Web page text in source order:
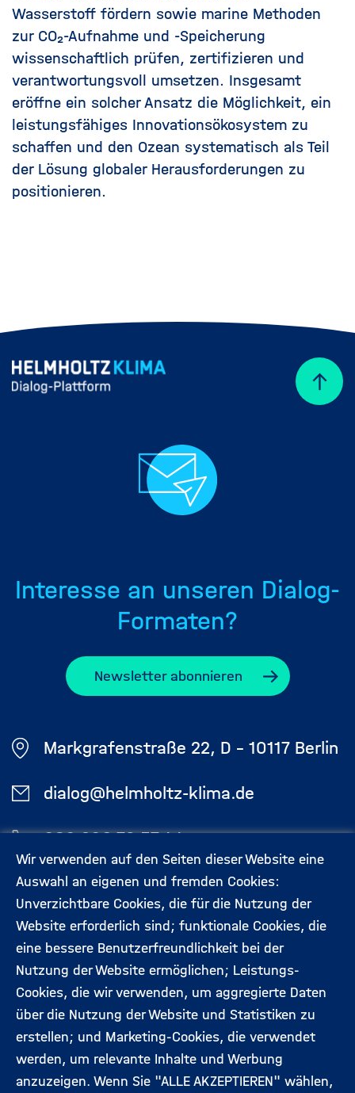
Wasserstoff fördern sowie marine Methoden
zur CO₂-Aufnahme und -Speicherung
wissenschaftlich prüfen, zertifizieren und
verantwortungsvoll umsetzen. Insgesamt
eröffne ein solcher Ansatz die Möglichkeit, ein
leistungsfähiges Innovationsökosystem zu
schaffen und den Ozean systematisch als Teil
der Lösung globaler Herausforderungen zu
positionieren.
Wir verwenden auf den Seiten dieser Website eine
Auswahl an eigenen und fremden Cookies:
Unverzichtbare Cookies, die für die Nutzung der
Website erforderlich sind; funktionale Cookies, die
eine bessere Benutzerfreundlichkeit bei der
Nutzung der Website ermöglichen; Leistungs-
Cookies, die wir verwenden, um aggregierte Daten
über die Nutzung der Website und Statistiken zu
erstellen; und Marketing-Cookies, die verwendet
werden, um relevante Inhalte und Werbung
anzuzeigen. Wenn Sie "ALLE AKZEPTIEREN" wählen,
Interesse an unseren Dialog-
Formaten?
Newsletter abonnieren
Markgrafenstraße 22, D - 10117 Berlin
dialog@helmholtz-klima.de
030 206 79 57 44
Footermenü
(Hauptseite)
Aktuelles Kontakt
Veranstaltungen Datenschutz
Expert:innen Impressum
Folgen Sie uns: